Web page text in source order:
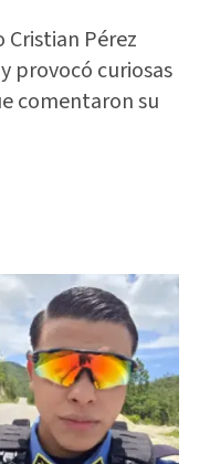
Pérez
provocó curiosas
comentaron su